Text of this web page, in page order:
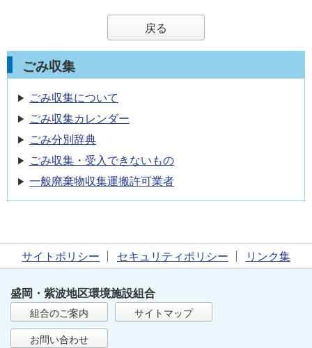
戻る
ごみ収集
ごみ収集について
ごみ収集カレンダー
ごみ分別辞典
ごみ収集・受入できないもの
一般廃棄物収集運搬許可業者
サイトポリシー セキュリティポリシー リンク集
盛岡・紫波地区環境施設組合
組合のご案内 サイトマップ
お問い合わせ